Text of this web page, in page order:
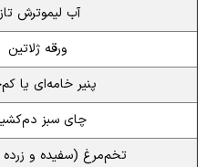
آب لیموترش
ورقه ژلاتین
پنیر خامه‌ای یا
چای سبز
تخم‌مرغ (سفیده و